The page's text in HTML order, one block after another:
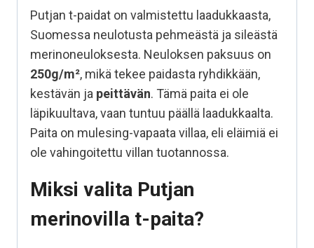
Putjan t-paidat on valmistettu laadukkaasta,
Suomessa neulotusta pehmeästä ja sileästä
merinoneuloksesta. Neuloksen paksuus on
250g/m², mikä tekee paidasta ryhdikkään,
kestävän ja peittävän. Tämä paita ei ole
läpikuultava, vaan tuntuu päällä laadukkaalta.
Paita on mulesing-vapaata villaa, eli eläimiä ei
ole vahingoitettu villan tuotannossa.
Miksi valita Putjan
merinovilla t-paita?